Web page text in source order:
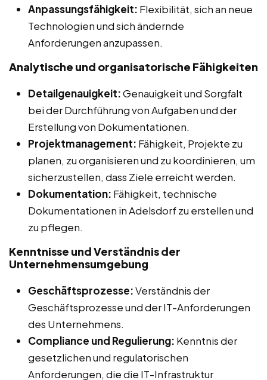
Anpassungsfähigkeit: Flexibilität, sich an neue
Technologien und sich ändernde
Anforderungen anzupassen.
Analytische und organisatorische Fähigkeiten
Detailgenauigkeit:Genauigkeit und Sorgfalt
bei der Durchführung von Aufgaben und der
Erstellung von Dokumentationen.
Projektmanagement: Fähigkeit, Projekte zu
planen, zu organisieren und zu koordinieren, um
sicherzustellen, dass Ziele erreicht werden.
Dokumentation: Fähigkeit, technische
Dokumentationen in Adelsdorf zu erstellen und
zu pflegen.
Kenntnisse und Verständnis der
Unternehmensumgebung
Geschäftsprozesse:Verständnis der
Geschäftsprozesse und der IT-Anforderungen
des Unternehmens.
Compliance und Regulierung: Kenntnis der
gesetzlichen und regulatorischen
Anforderungen, die die IT-Infrastruktur